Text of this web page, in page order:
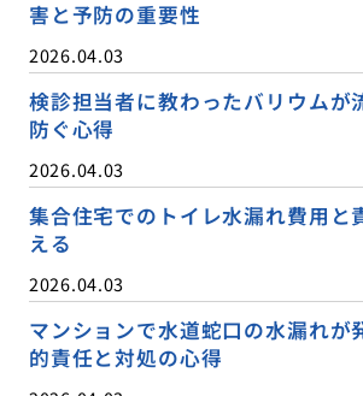
害と予防の重要性
2026.04.03
検診担当者に教わったバリウムが
防ぐ心得
2026.04.03
集合住宅でのトイレ水漏れ費用と
える
2026.04.03
マンションで水道蛇口の水漏れが
的責任と対処の心得